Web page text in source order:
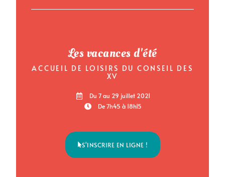
Les vacances d'été
ACCUEIL DE LOISIRS DU CONSEIL DES
XV
Du 7 au 29 juillet 2021
De 7h45 à 18h15
S'INSCRIRE EN LIGNE !